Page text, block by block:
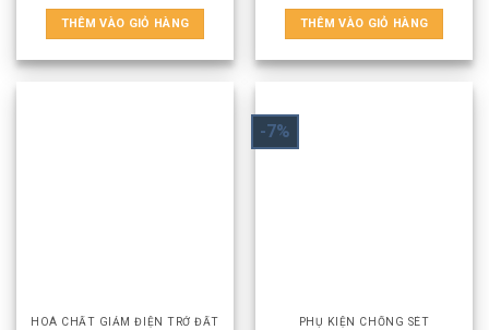
THÊM VÀO GIỎ HÀNG THÊM VÀO GIỎ HÀNG
HOÁ CHẤT GIẢM ĐIỆN TRỞ ĐẤT
-7%
PHỤ KIỆN CHỐNG SÉT